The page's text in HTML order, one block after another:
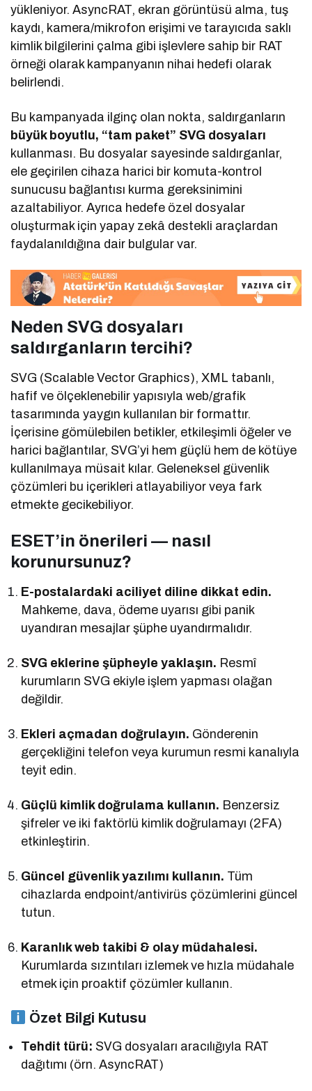
yükleniyor. AsyncRAT, ekran görüntüsü alma, tuş
kaydı, kamera/mikrofon erişimi ve tarayıcıda saklı
kimlik bilgilerini çalma gibi işlevlere sahip bir RAT
örneği olarak kampanyanın nihai hedefi olarak
belirlendi.
Bu kampanyada ilginç olan nokta, saldırganların
büyük boyutlu, “tam paket” SVG dosyaları
kullanması. Bu dosyalar sayesinde saldırganlar,
ele geçirilen cihaza harici bir komuta-kontrol
sunucusu bağlantısı kurma gereksinimini
azaltabiliyor. Ayrıca hedefe özel dosyalar
oluşturmak için yapay zekâ destekli araçlardan
faydalanıldığına dair bulgular var.
Neden SVG dosyaları
saldırganların tercihi?
SVG (Scalable Vector Graphics), XML tabanlı,
hafif ve ölçeklenebilir yapısıyla web/grafik
tasarımında yaygın kullanılan bir formattır.
İçerisine gömülebilen betikler, etkileşimli öğeler ve
harici bağlantılar, SVG’yi hem güçlü hem de kötüye
kullanılmaya müsait kılar. Geleneksel güvenlik
çözümleri bu içerikleri atlayabiliyor veya fark
etmekte gecikebiliyor.
ESET’in önerileri — nasıl
korunursunuz?
E-postalardaki aciliyet diline dikkat edin.
Mahkeme, dava, ödeme uyarısı gibi panik
uyandıran mesajlar şüphe uyandırmalıdır.
SVG eklerine şüpheyle yaklaşın. Resmî
kurumların SVG ekiyle işlem yapması olağan
değildir.
Ekleri açmadan doğrulayın. Gönderenin
gerçekliğini telefon veya kurumun resmi kanalıyla
teyit edin.
Güçlü kimlik doğrulama kullanın. Benzersiz
şifreler ve iki faktörlü kimlik doğrulamayı (2FA)
etkinleştirin.
Güncel güvenlik yazılımı kullanın. Tüm
cihazlarda endpoint/antivirüs çözümlerini güncel
tutun.
Karanlık web takibi & olay müdahalesi.
Kurumlarda sızıntıları izlemek ve hızla müdahale
etmek için proaktif çözümler kullanın.
Özet Bilgi Kutusu
Tehdit türü: SVG dosyaları aracılığıyla RAT
dağıtımı (örn. AsyncRAT)